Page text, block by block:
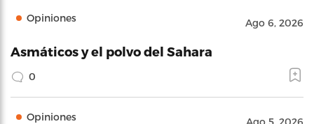
Opiniones Ago 6, 2026
Asmáticos y el polvo del Sahara
0
Opiniones Ago 5, 2026